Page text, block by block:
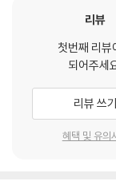
Global Pop Music,
Cultural
Changing the
Seeking
Chapter 6: BTS
리뷰
첫번째 리뷰
되어주세
리뷰 쓰기
혜택 및 유의